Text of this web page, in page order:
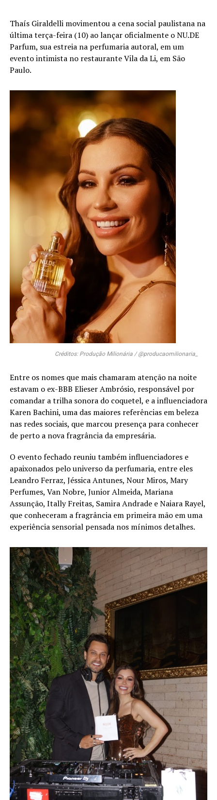
Thaís Giraldelli movimentou a cena social paulistana na
última terça-feira (10) ao lançar oficialmente o NU.DE
Parfum, sua estreia na perfumaria autoral, em um
evento intimista no restaurante Vila da Li, em São
Paulo.
Créditos: Produção Milionária / @producaomilionaria_
Entre os nomes que mais chamaram atenção na noite
estavam o ex-BBB Elieser Ambrósio, responsável por
comandar a trilha sonora do coquetel, e a influenciadora
Karen Bachini, uma das maiores referências em beleza
nas redes sociais, que marcou presença para conhecer
de perto a nova fragrância da empresária.
O evento fechado reuniu também influenciadores e
apaixonados pelo universo da perfumaria, entre eles
Leandro Ferraz, Jéssica Antunes, Nour Miros, Mary
Perfumes, Van Nobre, Junior Almeida, Mariana
Assunção, Itally Freitas, Samira Andrade e Naiara Rayel,
que conheceram a fragrância em primeira mão em uma
experiência sensorial pensada nos mínimos detalhes.